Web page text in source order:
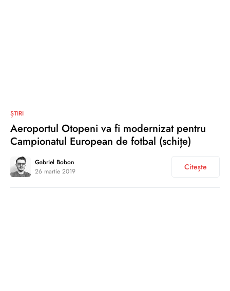
ȘTIRI
Aeroportul Otopeni va fi modernizat pentru
Campionatul European de fotbal (schițe)
Gabriel Bobon
26 martie 2019
Citește